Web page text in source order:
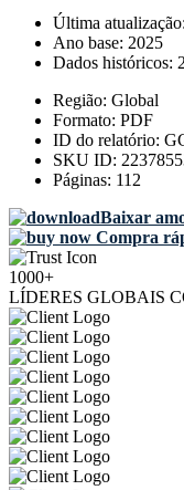
Última atualização:
Ano base: 2025
Dados históricos:
Região: Global
Formato: PDF
ID do relatório:
SKU ID:
Páginas: 112
Baixar
Compra
1000+
LÍDERES GLOBAIS